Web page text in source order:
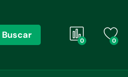
Buscar 0 0